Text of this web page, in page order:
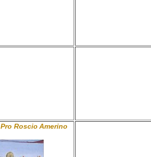
Pro Roscio Amerino